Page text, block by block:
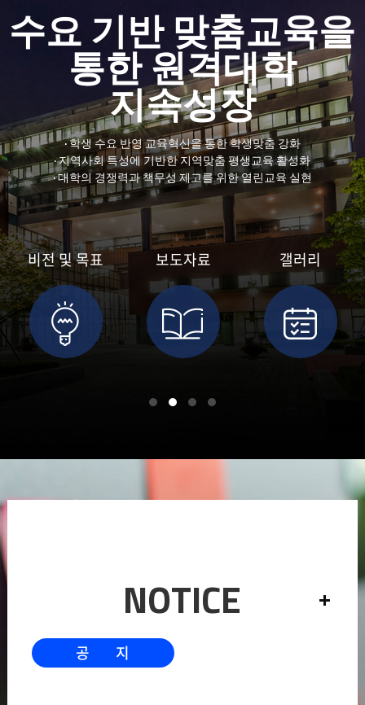
수요 기반 맞춤교육을
통한 원격대학
지속성장
· 학생 수요 반영 교육혁신을 통한 학생맞춤 강화
· 지역사회 특성에 기반한 지역맞춤 평생교육 활성화
· 대학의 경쟁력과 책무성 제고를 위한 열린교육 실현
비전 및 목표 보도자료 갤러리
NOTICE
공 지